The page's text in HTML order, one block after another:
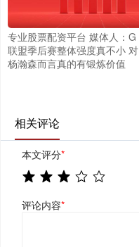
专业股票配资平台 媒体人：G
联盟季后赛整体强度真不小 对
杨瀚森而言真的有锻炼价值
相关评论
本文评分*
评论内容*